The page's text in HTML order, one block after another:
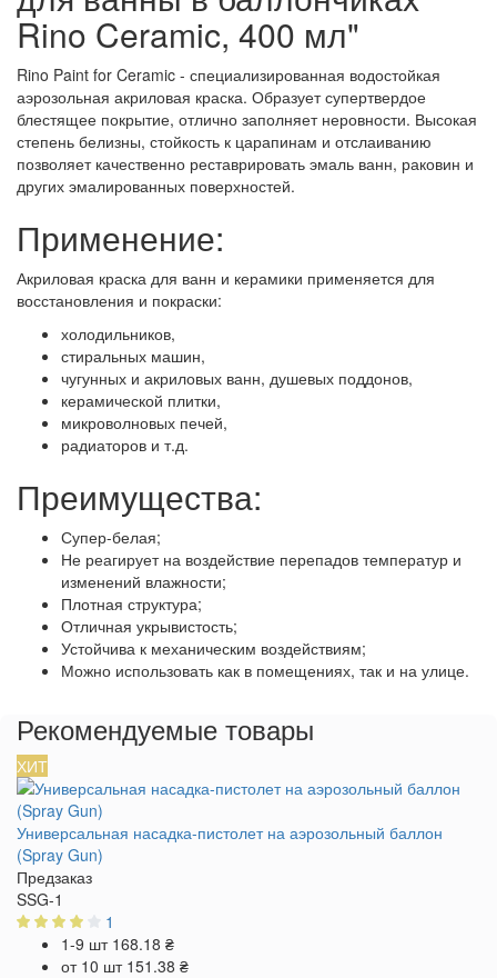
Rino Ceramic, 400 мл"
Rino Paint for Ceramic - специализированная водостойкая
аэрозольная акриловая краска. Образует супертвердое
блестящее покрытие, отлично заполняет неровности. Высокая
степень белизны, стойкость к царапинам и отслаиванию
позволяет качественно реставрировать эмаль ванн, раковин и
других эмалированных поверхностей.
Применение:
Акриловая краска для ванн и керамики применяется для
восстановления и покраски:
холодильников,
стиральных машин,
чугунных и акриловых ванн, душевых поддонов,
керамической плитки,
микроволновых печей,
радиаторов и т.д.
Преимущества:
Супер-белая;
Не реагирует на воздействие перепадов температур и
изменений влажности;
Плотная структура;
Отличная укрывистость;
Устойчива к механическим воздействиям;
Можно использовать как в помещениях, так и на улице.
Рекомендуемые товары
ХИТ
Универсальная насадка-пистолет на аэрозольный баллон
(Spray Gun)
Предзаказ
SSG-1
1
1-9 шт 168.18 ₴
от 10 шт 151.38 ₴